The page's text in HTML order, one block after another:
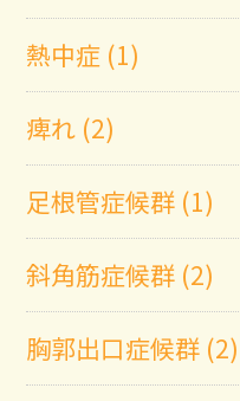
熱中症 (1)
痺れ (2)
足根管症候群 (1)
斜角筋症候群 (2)
胸郭出口症候群 (2)